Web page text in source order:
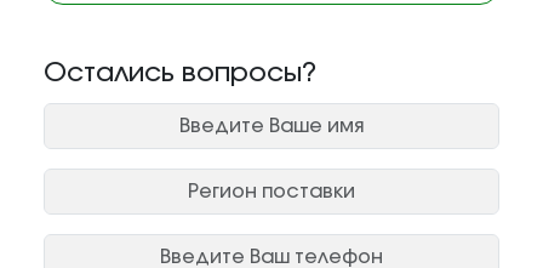
Остались вопросы?